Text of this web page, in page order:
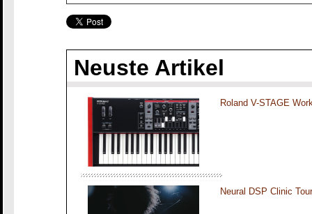
Neuste Artikel
Roland V-STAGE
Neural DSP Clinic